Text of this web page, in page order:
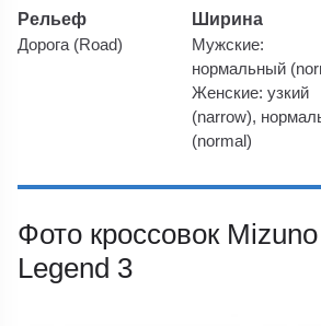
Рельеф
Дорога (Road)
Ширина
Мужские:
нормальный
Женские: узкий
(narrow),
(normal)
Фото кроссовок
Legend 3